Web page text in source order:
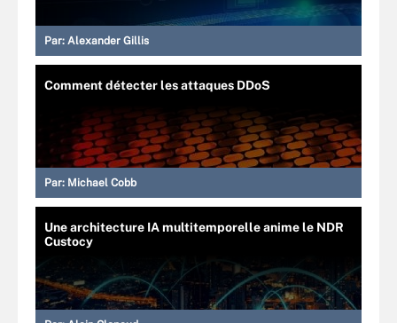
Par: Alexander Gillis
Comment détecter les attaques DDoS
Par: Michael Cobb
Une architecture IA multitemporelle anime le NDR
Custocy